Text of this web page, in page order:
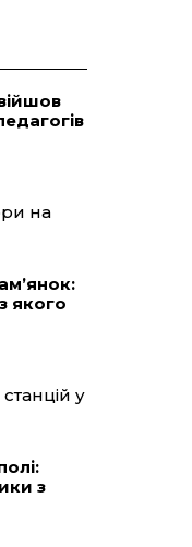
на
якого
у
з